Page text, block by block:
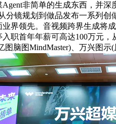
非简单的生成东西，并
分镜规划到做品发布一系列
界领先。音视频跨界生成将
职首年年薪可高达100万元
脑图MindMaster)、万兴图示